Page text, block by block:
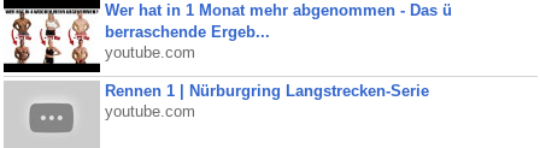
Wer hat in 1 Monat mehr abgenommen - Das ü
berraschende Ergeb...
youtube.com
Rennen 1 | Nürburgring Langstrecken-Serie
youtube.com